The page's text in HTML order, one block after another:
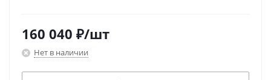
160 040 ₽/шт
Нет в наличии